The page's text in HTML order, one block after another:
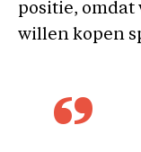
positie, omdat
willen kopen